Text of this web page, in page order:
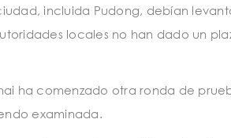
incluida Pudong, debían
locales no han dado un
ha comenzado otra ronda de
examinada.